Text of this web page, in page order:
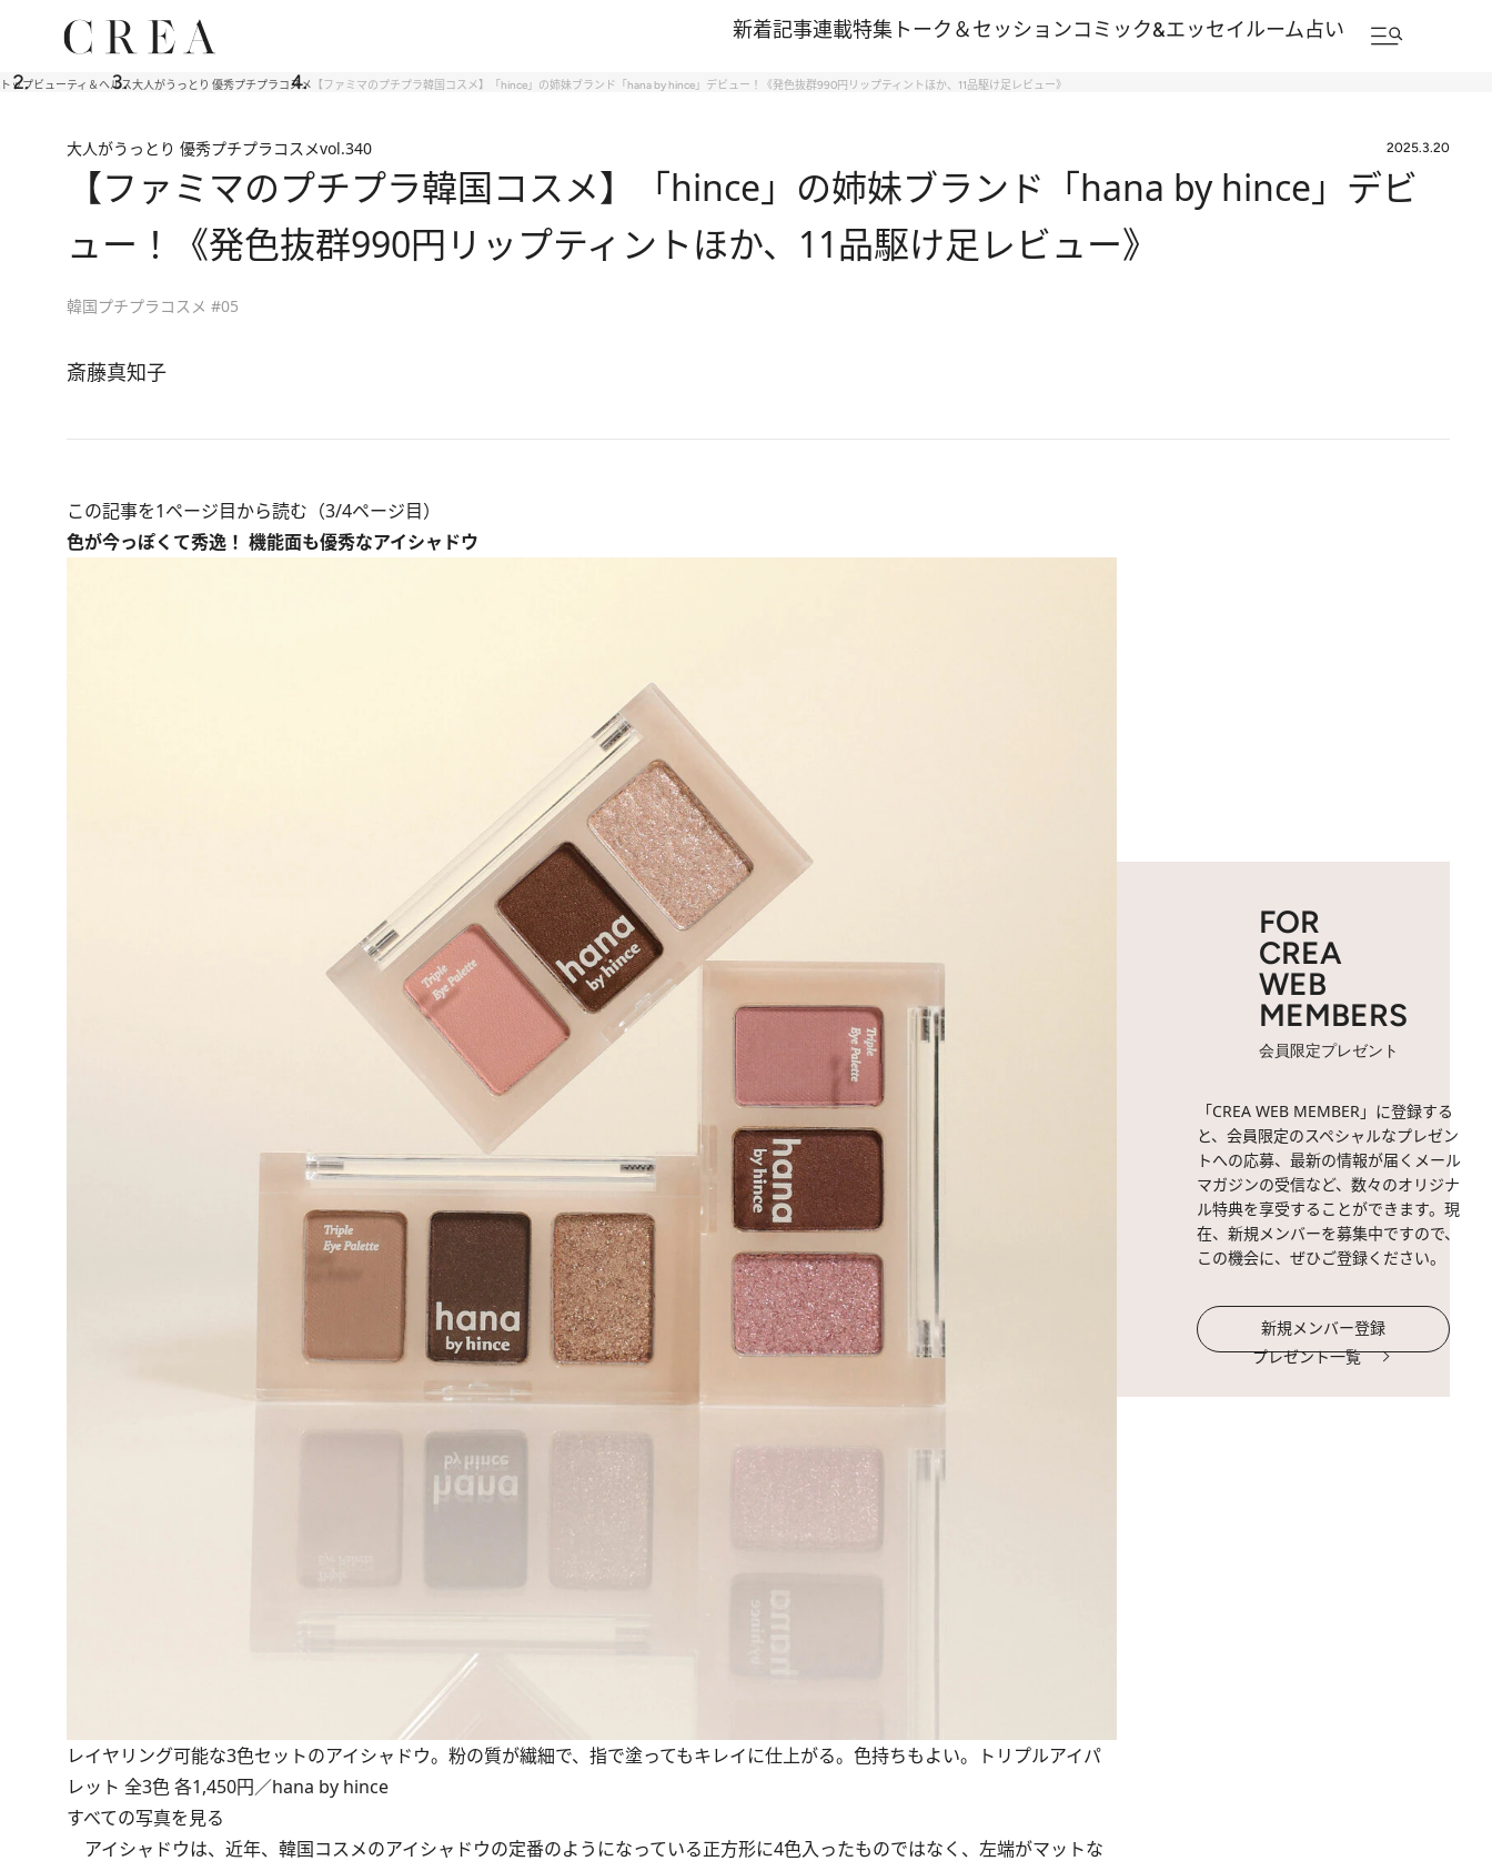
新着記事連載特集 トーク＆セッションコミック&エッセイルーム占い
トップビューティ＆ヘルス大人がうっとり 優秀プチプラコスメ 【ファミマのプチプラ韓国コスメ】「hince」の姉妹ブランド「hana by hince」デビュー！《発色抜群990円リップティントほか、11品駆け足レビュー》
大人がうっとり 優秀プチプラコスメvol.340 2025.3.20
【ファミマのプチプラ韓国コスメ】「hince」の姉妹ブランド「hana by hince」デビ
ュー！《発色抜群990円リップティントほか、11品駆け足レビュー》
韓国プチプラコスメ #05
斎藤真知子
この記事を1ページ目から読む（3/4ページ目）
色が今っぽくて秀逸！ 機能面も優秀なアイシャドウ
レイヤリング可能な3色セットのアイシャドウ。粉の質が繊細で、指で塗ってもキレイに仕上がる。色持ちもよい。トリプルアイパ
レット 全3色 各1,450円／hana by hince
すべての写真を見る
アイシャドウは、近年、韓国コスメのアイシャドウの定番のようになっている正方形に4色入ったものではなく、左端がマットな
FOR
CREA
WEB
MEMBERS
会員限定プレゼント
「CREA WEB MEMBER」に登録する
と、会員限定のスペシャルなプレゼン
トへの応募、最新の情報が届くメール
マガジンの受信など、数々のオリジナ
ル特典を享受することができます。現
在、新規メンバーを募集中ですので、
この機会に、ぜひご登録ください。
新規メンバー登録
プレゼント一覧